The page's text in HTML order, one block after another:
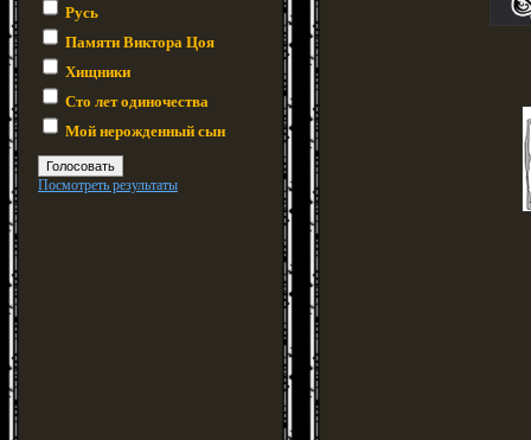
Русь
Памяти Виктора Цоя
Хищники
Сто лет одиночества
Мой нерожденный сын
Посмотреть результаты